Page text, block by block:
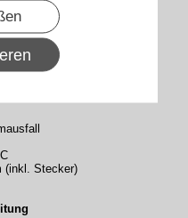
Stecker)